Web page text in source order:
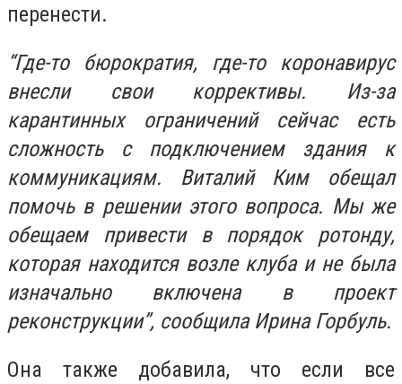
перенести.
“Где-то бюрократия, где-то коронавирус
внесли свои коррективы. Из-за
карантинных ограничений сейчас есть
сложность с подключением здания к
коммуникациям. Виталий Ким обещал
помочь в решении этого вопроса. Мы же
обещаем привести в порядок ротонду,
которая находится возле клуба и не была
изначально включена в проект
реконструкции”, сообщила Ирина Горбуль.
Она также добавила, что если все